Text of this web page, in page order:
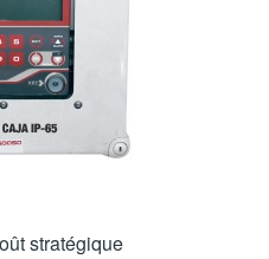
stratégique